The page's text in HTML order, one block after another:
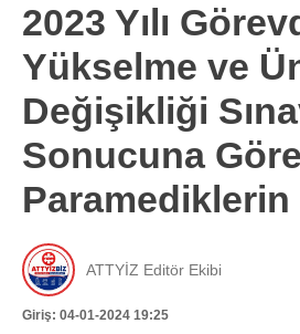
KATEGORİLER
GÜNDEM
112 ACİL
KPSS
ATT
STK
İLANLAR
2023 Yılı
Yükselme ve
Değişikliği
Sonucuna
ATTYİZ Editör Ekibi
Giriş: 04-01-2024 19:25